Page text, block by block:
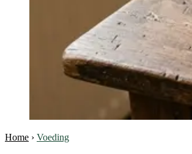
Home › Voeding